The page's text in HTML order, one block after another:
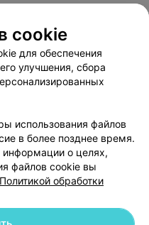
Способы оплаты
103.by
данных
cookie
для обеспечения
улучшения, сбора
использования файлов
в более позднее время.
информации о целях,
файлов cookie вы
Политикой обработки